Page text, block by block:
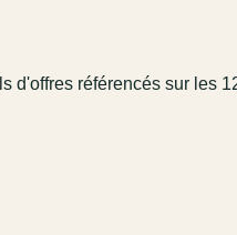
s d'offres référencés sur les